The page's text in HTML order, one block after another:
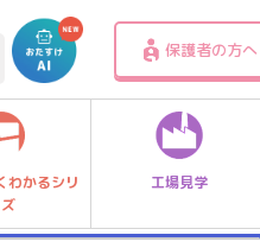
保護者の方へ
わかるシリ
工場見学